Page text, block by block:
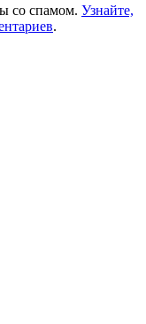
со спамом. Узнайте,
.